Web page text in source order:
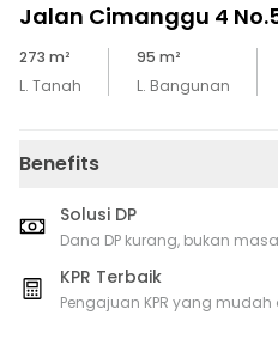
Jalan Cimanggu 4
273 m²
L. Tanah
95 m²
L. Bangunan
Benefits
Solusi DP
Dana DP kurang, bukan
KPR Terbaik
Pengajuan KPR yang